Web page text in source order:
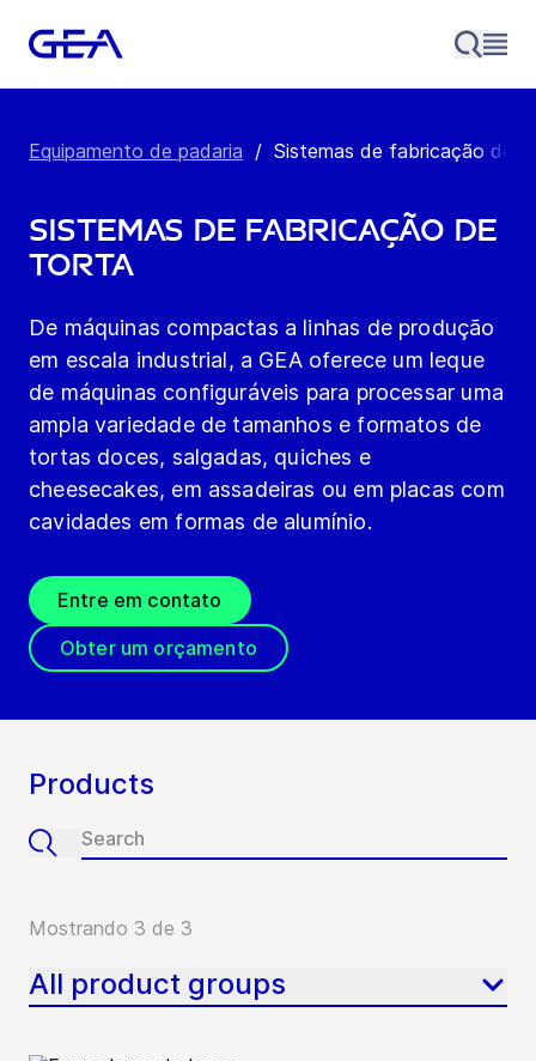
Equipamento de padaria / Sistemas de fabricação de
Sistemas de fabricação de
torta
De máquinas compactas a linhas de produção
em escala industrial, a GEA oferece um leque
de máquinas configuráveis para processar uma
ampla variedade de tamanhos e formatos de
tortas doces, salgadas, quiches e
cheesecakes, em assadeiras ou em placas com
cavidades em formas de alumínio.
Entre em contato
Obter um orçamento
Products
Mostrando 3 de 3
All product groups